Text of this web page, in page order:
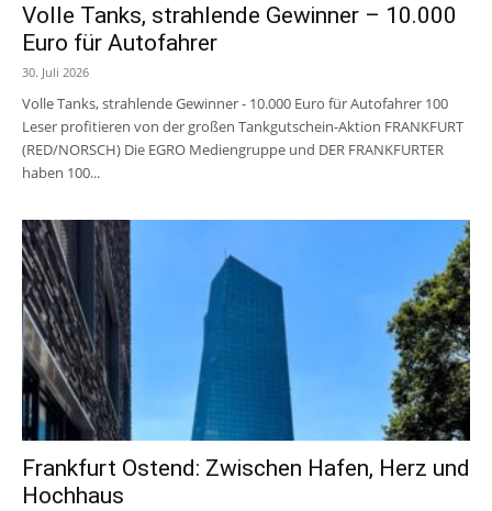
Volle Tanks, strahlende Gewinner – 10.000
Euro für Autofahrer
30. Juli 2026
Volle Tanks, strahlende Gewinner - 10.000 Euro für Autofahrer 100
Leser profitieren von der großen Tankgutschein-Aktion FRANKFURT
(RED/NORSCH) Die EGRO Mediengruppe und DER FRANKFURTER
haben 100...
Frankfurt Ostend: Zwischen Hafen, Herz und
Hochhaus